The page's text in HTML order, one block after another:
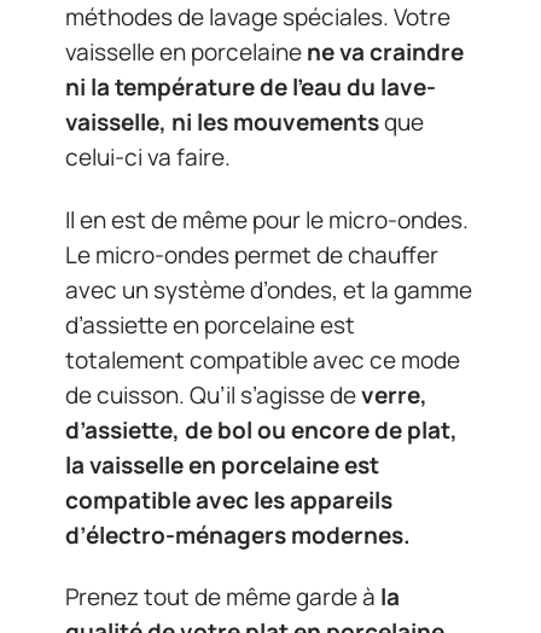
méthodes de lavage spéciales. Votre
vaisselle en porcelainene va craindre
ni la température de l’eau du lave-
vaisselle, ni les mouvementsque
celui-ci va faire.
Il en est de même pour le micro-ondes.
Le micro-ondes permet de chauffer
avec un système d’ondes, et la gamme
d’assiette en porcelaine est
totalement compatible avec ce mode
de cuisson. Qu’il s’agisse deverre,
d’assiette, de bol ou encore de plat,
la vaisselle en porcelaine est
compatible avec les appareils
d’électro-ménagers modernes.
Prenez tout de même garde à la